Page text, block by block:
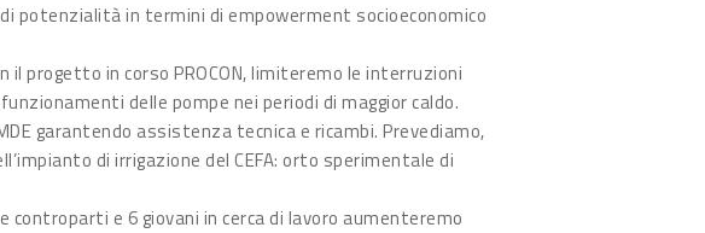
potenzialità in termini di empowerment socioeconomico
progetto in corso PROCON, limiteremo le interruzioni
delle pompe nei periodi di maggior caldo.
garantendo assistenza tecnica e ricambi. Prevediamo,
di irrigazione del CEFA: orto sperimentale di
e 6 giovani in cerca di lavoro aumenteremo